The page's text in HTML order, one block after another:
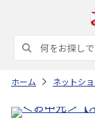
ホーム ネットシ